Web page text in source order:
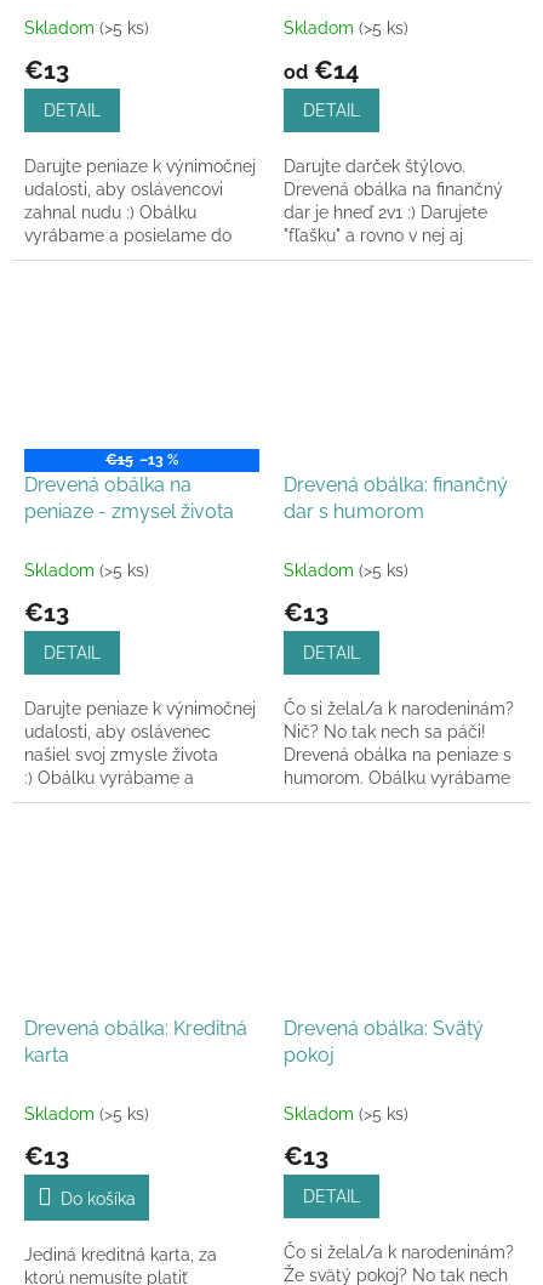
Skladom (>5 ks)
€13
DETAIL
Darujte peniaze k výnimočnej
udalosti, aby oslávencovi
zahnal nudu :) Obálku
vyrábame a posielame do
24h.
Skladom (>5 ks)
od €14
DETAIL
Darujte darček štýlovo.
Drevená obálka na finančný
dar je hneď 2v1 :) Darujete
"fľašku" a rovno v nej aj
peniaze :) Obálku vyrábame
€15 –13 %
Drevená obálka na
peniaze - zmysel života
Skladom (>5 ks)
€13
DETAIL
Darujte peniaze k výnimočnej
udalosti, aby oslávenec
našiel svoj zmysle života
:) Obálku vyrábame a
posielame do 24h.
Drevená obálka: finančný
dar s humorom
Skladom (>5 ks)
€13
DETAIL
Čo si želal/a k narodeninám?
Nič? No tak nech sa páči!
Drevená obálka na peniaze s
humorom. Obálku vyrábame
a posielame do 24h.
Drevená obálka: Kreditná
karta
Skladom (>5 ks)
€13
Do košíka
Jediná kreditná karta, za
ktorú nemusíte platiť
Drevená obálka: Svätý
pokoj
Skladom (>5 ks)
€13
DETAIL
Čo si želal/a k narodeninám?
Že svätý pokoj? No tak nech